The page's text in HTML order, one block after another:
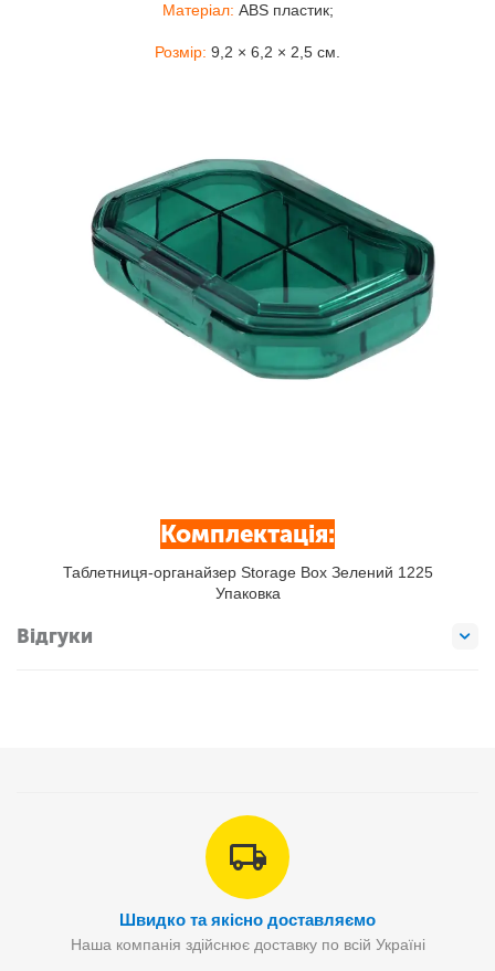
Матеріал: ABS пластик;
Розмір: 9,2 × 6,2 × 2,5 см.
Комплектація:
Таблетниця-органайзер Storage Box Зелений 1225
Упаковка
Відгуки
Швидко та якісно доставляємо
Наша компанія здійснює доставку по всій Україні